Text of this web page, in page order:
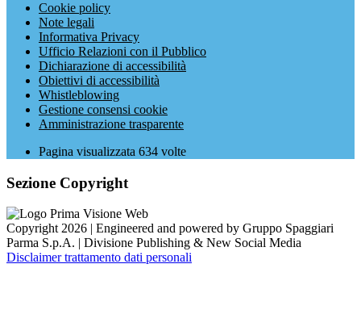
Cookie policy
Note legali
Informativa Privacy
Ufficio Relazioni con il Pubblico
Dichiarazione di accessibilità
Obiettivi di accessibilità
Whistleblowing
Gestione consensi cookie
Amministrazione trasparente
Pagina visualizzata 634 volte
Sezione Copyright
Copyright 2026 | Engineered and powered by Gruppo Spaggiari
Parma S.p.A. | Divisione Publishing & New Social Media
Disclaimer trattamento dati personali